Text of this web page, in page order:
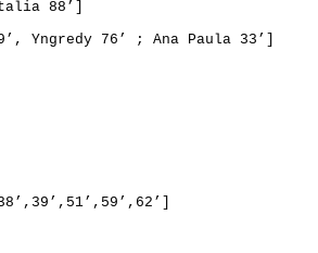
88’]
, Yngredy 76’
; Ana Paula 33’]
,39’,51’,59’,62’]